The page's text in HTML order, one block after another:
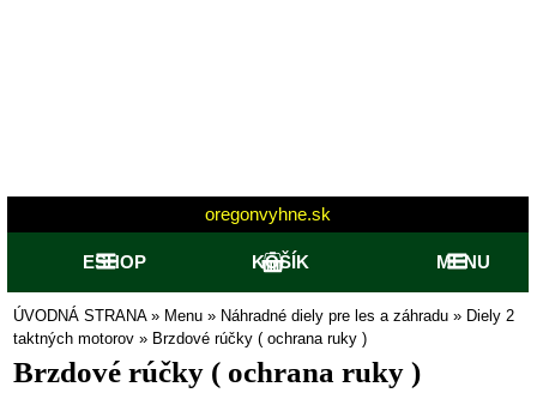
oregonvyhne.sk
ESHOP KOŠÍK MENU
ÚVODNÁ STRANA» Menu » Náhradné diely pre les a záhradu » Diely 2
taktných motorov » Brzdové rúčky ( ochrana ruky )
Brzdové rúčky ( ochrana ruky )